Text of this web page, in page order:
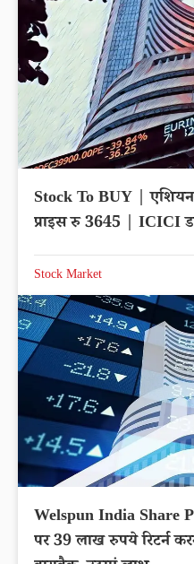
Stock To BUY |
प्राइस रु 3645 | ICICI
Stock Market
Welspun India Share
पर 39 लाख रुपये रिटर्न